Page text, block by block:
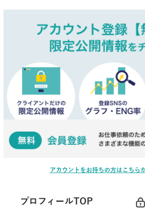
アカウントをお持ちの方はこちら
プロフィールTOP